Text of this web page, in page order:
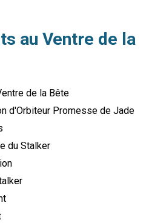
au Ventre de la
de la Bête
d'Orbiteur Promesse de Jade
du Stalker